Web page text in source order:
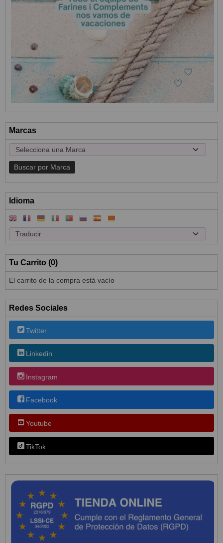
Marcas
Idioma
Tu Carrito (0)
El carrito de la compra está vacío
Redes Sociales
Twitter
Linkedin
Instagram
Facebook
Youtube
TikTok